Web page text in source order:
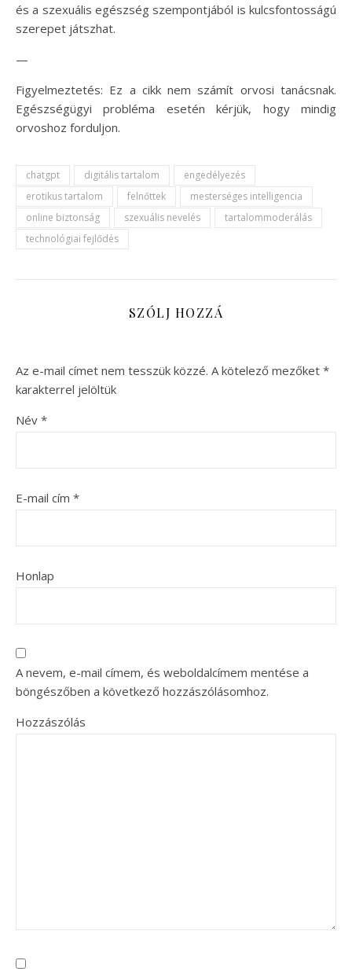
és a szexuális egészség szempontjából is kulcsfontosságú
szerepet játszhat.
—
Figyelmeztetés: Ez a cikk nem számít orvosi tanácsnak.
Egészségügyi probléma esetén kérjük, hogy mindig
orvoshoz forduljon.
chatgpt digitális tartalom
engedélyezés
erotikus tartalom
felnőttek
mesterséges intelligencia
online biztonság
szexuális nevelés
tartalommoderálás
technológiai fejlődés
SZÓLJ HOZZÁ
Az e-mail címet nem tesszük közzé. A kötelező mezőket *
karakterrel jelöltük
Név *
E-mail cím *
Honlap
A nevem, e-mail címem, és weboldalcímem mentése a
böngészőben a következő hozzászólásomhoz.
Hozzászólás